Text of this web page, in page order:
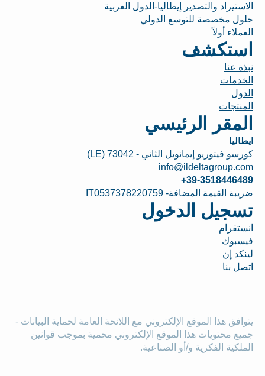
الاستيراد والتصدير إيطاليا-الدول العربية
حلول مخصصة للتوسع الدولي
العملاء أولاً
استكشف
نبذة عنا
الخدمات
الدول
المنتجات
المقر الرئيسي
ايطاليا
كورسو فيتوريو إيمانويل الثاني - 73042 (LE)
info@ildeltagroup.com
+39-3518446489
ضريبة القيمة المضافة- IT0537378220759
تسجيل الدخول
انستقرام
فيسبوك
لينكد إن
اتصل بنا
يتوافق هذا الموقع الإلكتروني مع اللائحة العامة لحماية البيانات -
جميع محتويات هذا الموقع الإلكتروني محمية بموجب قوانين
الملكية الفكرية و/أو الصناعية.